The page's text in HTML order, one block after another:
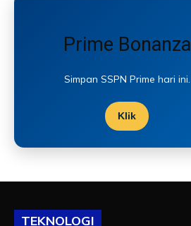
Prime Bonanza
Simpan SSPN Prime hari ini.
Klik
TEKNOLOGI